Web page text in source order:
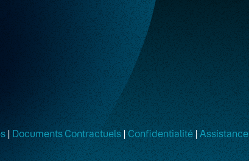
| Documents Contractuels|Confidentialité|Assistance